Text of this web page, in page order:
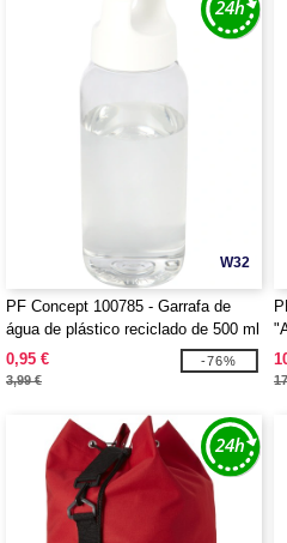
W32
PF Concept 100785 - Garrafa de
água de plástico reciclado de 500 ml
"Bebo"
0,95 €
3,99 €
-76%